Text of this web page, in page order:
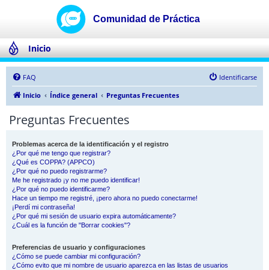
Inicio
FAQ
Identificarse
Inicio
Índice general Preguntas Frecuentes
Preguntas Frecuentes
Problemas acerca de la identificación y el registro
¿Por qué me tengo que registrar?
¿Qué es COPPA? (APPCO)
¿Por qué no puedo registrarme?
Me he registrado ¡y no me puedo identificar!
¿Por qué no puedo identificarme?
Hace un tiempo me registré, ¡pero ahora no puedo conectarme!
¡Perdí mi contraseña!
¿Por qué mi sesión de usuario expira automáticamente?
¿Cuál es la función de "Borrar cookies"?
Preferencias de usuario y configuraciones
¿Cómo se puede cambiar mi configuración?
¿Cómo evito que mi nombre de usuario aparezca en las listas de usuarios